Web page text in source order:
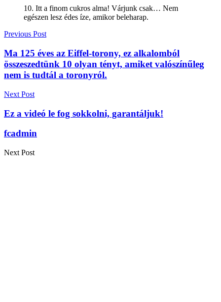
10. Itt a finom cukros alma! Várjunk csak… Nem
egészen lesz édes íze, amikor beleharap.
Previous Post
Ma 125 éves az Eiffel-torony, ez alkalomból
összeszedtünk 10 olyan tényt, amiket valószínűleg
nem is tudtál a toronyról.
Next Post
Ez a videó le fog sokkolni, garantáljuk!
fcadmin
Next Post